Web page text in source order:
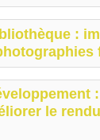
:
le